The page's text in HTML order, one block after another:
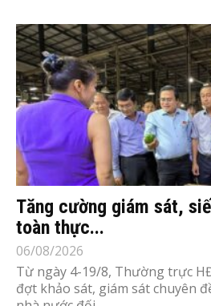
Tăng cường giám sát,
toàn thực...
06/08/2026
Từ ngày 4-19/8, Thường trực
đợt khảo sát, giám sát chuyên